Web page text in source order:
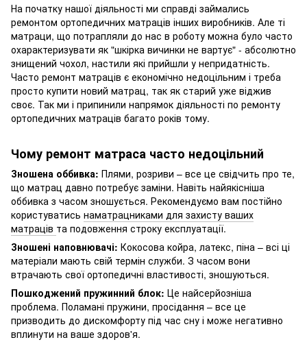
На початку нашої діяльності ми справді займались
ремонтом ортопедичних матраців інших виробників. Але ті
матраци, що потрапляли до нас в роботу можна було часто
охарактеризувати як "шкірка вичинки не вартує" - абсолютно
знищений чохол, настили які прийшли у непридатність.
Часто ремонт матраців є економічно недоцільним і треба
просто купити новий матрац, так як старий уже віджив
своє. Так ми і припинили напрямок діяльності по ремонту
ортопедичних матраців багато років тому.
Чому ремонт матраса часто недоцільний
Зношена оббивка: Плями, розриви – все це свідчить про те,
що матрац давно потребує заміни. Навіть найякісніша
оббивка з часом зношується. Рекомендуємо вам постійно
користуватись наматрацниками для захисту ваших
матраців та подовження строку експлуатації.
Зношені наповнювачі: Кокосова койра, латекс, піна – всі ці
матеріали мають свій термін служби. З часом вони
втрачають свої ортопедичні властивості, зношуються.
Пошкоджений пружинний блок: Це найсерйозніша
проблема. Поламані пружини, просідання – все це
призводить до дискомфорту під час сну і може негативно
вплинути на ваше здоров'я.